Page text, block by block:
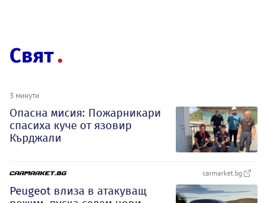
Свят
3 минути
Опасна мисия: Пожарникари
спасиха куче от язовир
Кърджали
carmarket.bg
Peugeot влиза в атакуващ